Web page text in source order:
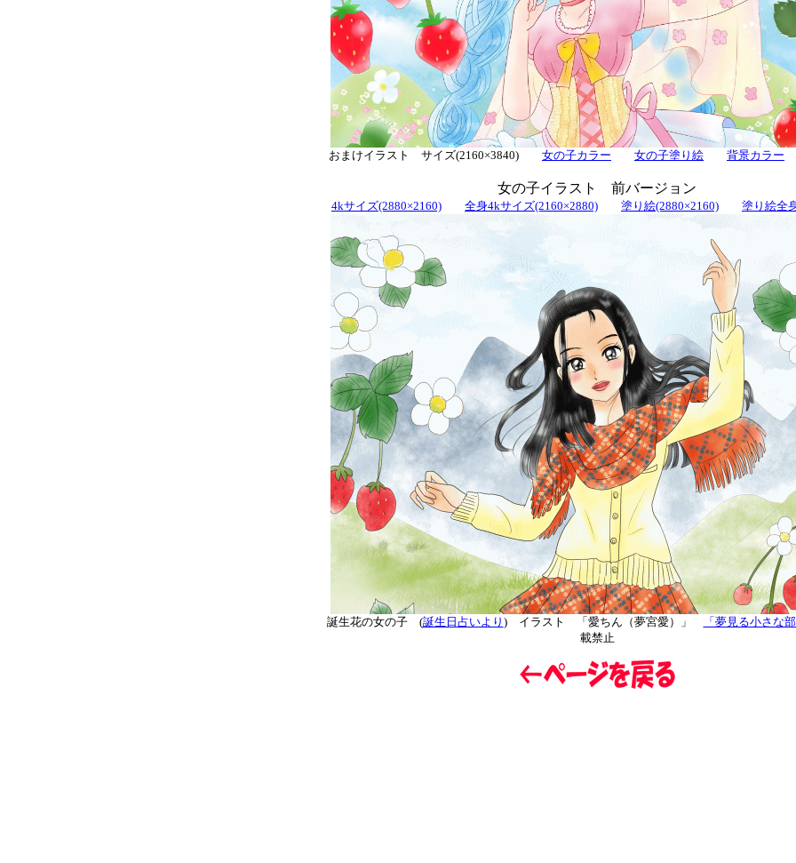
おまけイラスト サイズ(2160×3840) 女の子カラー 女の子塗り絵 背景カラー
女の子イラスト 前バージョン
4kサイズ(2880×2160) 全身4kサイズ(2160×2880) 塗り絵(2880×2160) 塗り絵全
誕生花の女の子 (誕生日占いより ) イラスト 「愛ちん（夢宮愛）」 「夢見る小さな部
載禁止